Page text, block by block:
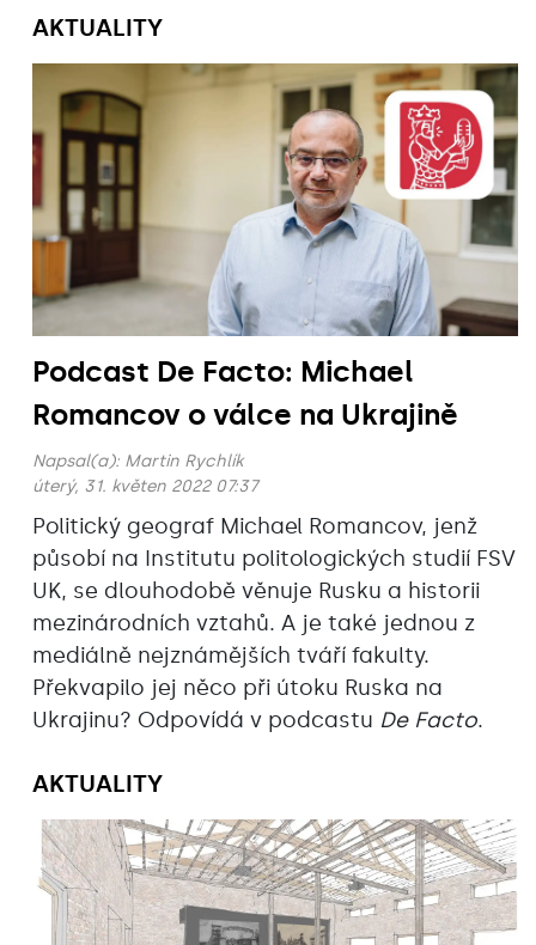
AKTUALITY
Podcast De Facto: Michael
Romancov o válce na Ukrajině
Napsal(a): Martin Rychlík
úterý, 31. květen 2022 07:37
Politický geograf Michael Romancov, jenž
působí na Institutu politologických studií FSV
UK, se dlouhodobě věnuje Rusku a historii
mezinárodních vztahů. A je také jednou z
mediálně nejznámějších tváří fakulty.
Překvapilo jej něco při útoku Ruska na
Ukrajinu? Odpovídá v podcastu De Facto.
AKTUALITY